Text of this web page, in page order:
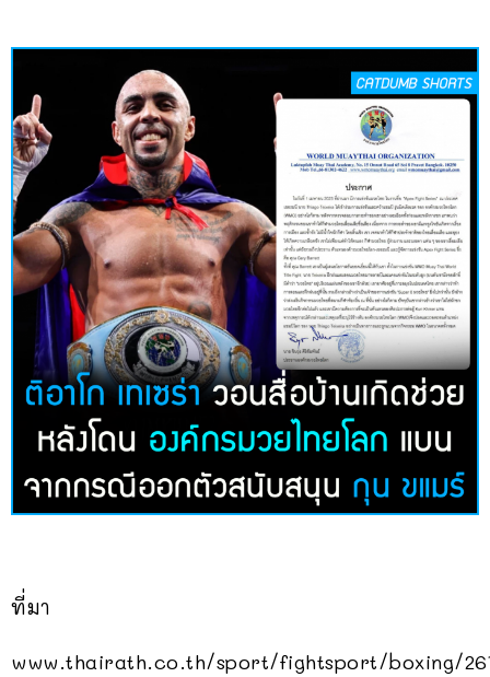
ที่มา
www.thairath.co.th/sport/fightsport/boxing/